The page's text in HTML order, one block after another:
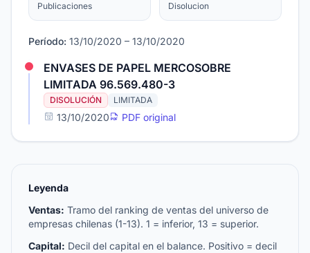
Publicaciones Disolucion
Período: 13/10/2020 – 13/10/2020
ENVASES DE PAPEL MERCOSOBRE
LIMITADA 96.569.480-3
DISOLUCIÓN LIMITADA
13/10/2020 PDF original
Leyenda
Ventas: Tramo del ranking de ventas del universo de
empresas chilenas (1-13). 1 = inferior, 13 = superior.
Capital: Decil del capital en el balance. Positivo = decil